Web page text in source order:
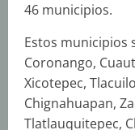
46 municipios.
Estos municipios
Coronango,
Xicotepec,
Chignahuapan,
Tlatlauquitepec,